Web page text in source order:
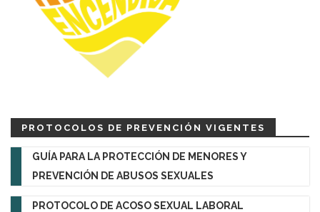
PROTOCOLOS DE PREVENCIÓN VIGENTES
GUÍA PARA LA PROTECCIÓN DE MENORES Y
PREVENCIÓN DE ABUSOS SEXUALES
PROTOCOLO DE ACOSO SEXUAL LABORAL